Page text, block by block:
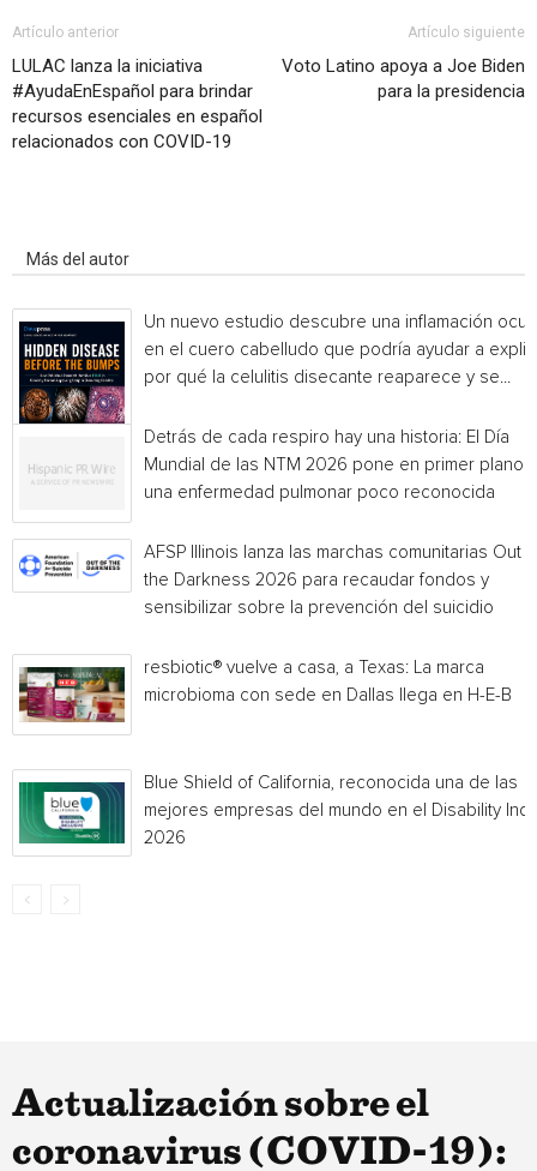
Artículo anterior
LULAC lanza la iniciativa
#AyudaEnEspañol para brindar
recursos esenciales en español
relacionados con COVID-19
Artículo siguiente
Voto Latino apoya a Joe Biden
para la presidencia
Más del autor
Un nuevo estudio descubre una inflamación
en el cuero cabelludo que podría ayudar a
por qué la celulitis disecante reaparece y se...
Detrás de cada respiro hay una historia: El Día
Mundial de las NTM 2026 pone en primer plano
una enfermedad pulmonar poco reconocida
AFSP Illinois lanza las marchas comunitarias Out
the Darkness 2026 para recaudar fondos y
sensibilizar sobre la prevención del suicidio
resbiotic® vuelve a casa, a Texas: La marca
microbioma con sede en Dallas llega en H-E-B
Blue Shield of California, reconocida una de las
mejores empresas del mundo en el Disability
2026
Actualización sobre el
coronavirus (COVID-19):